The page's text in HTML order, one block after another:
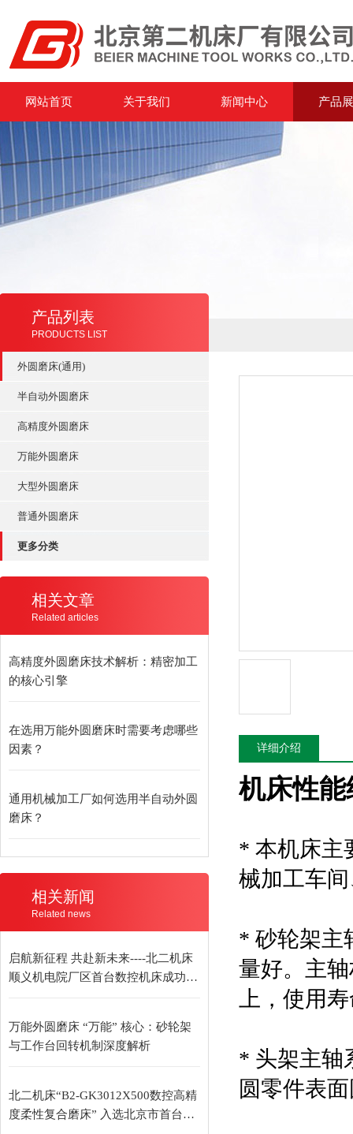
网站首页 关于我们 新闻中心 产品
产品列表
PRODUCTS LIST
外圆磨床(通用)
半自动外圆磨床
高精度外圆磨床
万能外圆磨床
大型外圆磨床
普通外圆磨床
更多分类
相关文章
Related articles
高精度外圆磨床技术解析：精密加工
的核心引擎
在选用万能外圆磨床时需要考虑哪些
因素？
通用机械加工厂如何选用半自动外圆
磨床？
相关新闻
Related news
启航新征程 共赴新未来----北二机床
顺义机电院厂区首台数控机床成功发
万能外圆磨床 “万能” 核心：砂轮架
与工作台回转机制深度解析
北二机床“B2-GK3012X500数控高精
度柔性复合磨床” 入选北京市首台
详细介绍
机床性
* 本机床主
械加工车
* 砂轮架主
量好。主
上，使用
* 头架主轴
圆零件表